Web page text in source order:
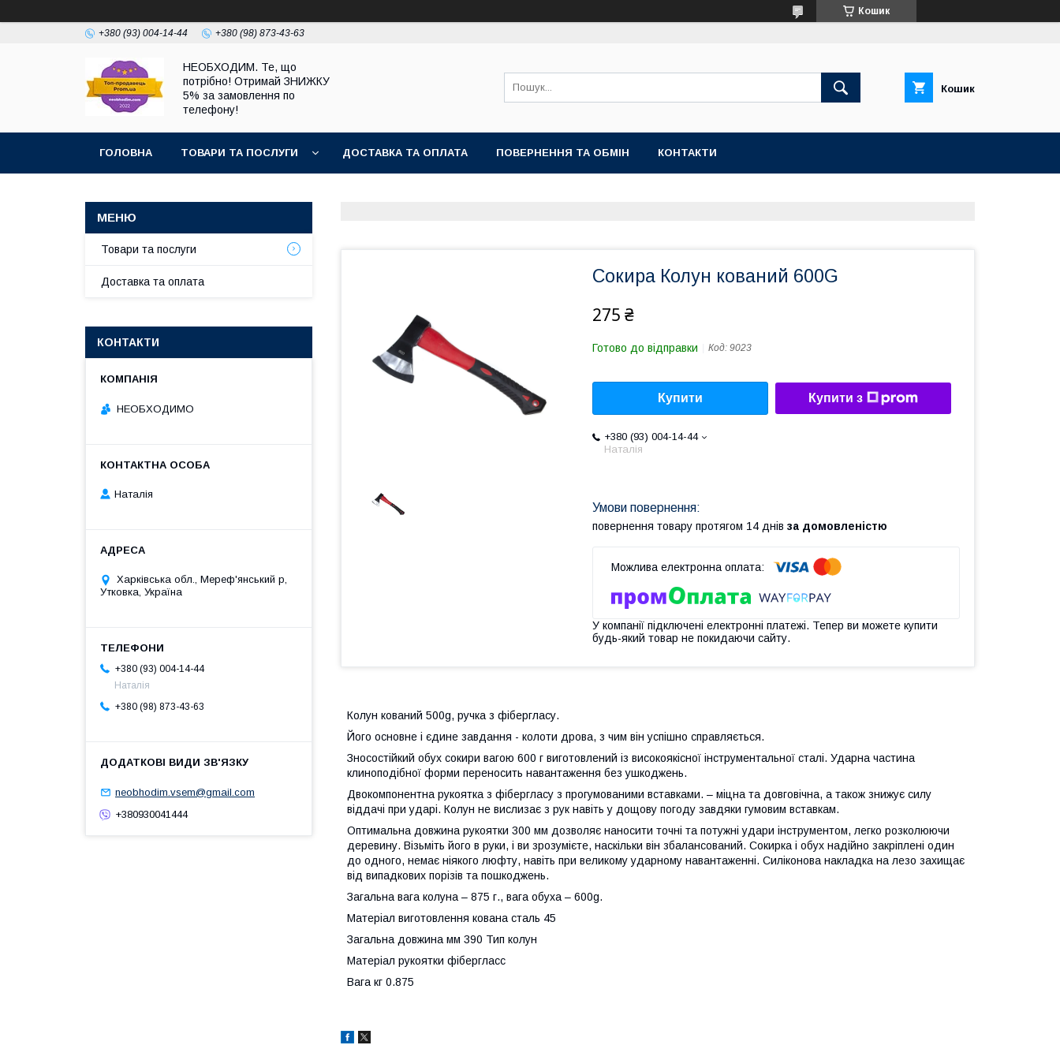
Кошик
+380 (93) 004-14-44 +380 (98) 873-43-63
НЕОБХОДИМ. Те, що
потрібно! Отримай ЗНИЖКУ
5% за замовлення по
телефону!
Кошик
ГОЛОВНА ТОВАРИ ТА ПОСЛУГИ ДОСТАВКА ТА ОПЛАТА ПОВЕРНЕННЯ ТА ОБМІН КОНТАКТИ
Сокира Колун кований 600G
275 ₴
Готово до відправки Код: 9023
Купити Купити з
+380 (93) 004-14-44
Наталія
повернення товару протягом 14 днів за домовленістю
У компанії підключені електронні платежі. Тепер ви можете купити
будь-який товар не покидаючи сайту.
Колун кований 500g, ручка з фібергласу.
Його основне і єдине завдання - колоти дрова, з чим він успішно справляється.
Зносостійкий обух сокири вагою 600 г виготовлений із високоякісної інструментальної сталі. Ударна частина
клиноподібної форми переносить навантаження без ушкоджень.
Двокомпонентна рукоятка з фібергласу з прогумованими вставками. – міцна та довговічна, а також знижує силу
віддачі при ударі. Колун не вислизає з рук навіть у дощову погоду завдяки гумовим вставкам.
Оптимальна довжина рукоятки 300 мм дозволяє наносити точні та потужні удари інструментом, легко розколюючи
деревину. Візьміть його в руки, і ви зрозумієте, наскільки він збалансований. Сокирка і обух надійно закріплені один
до одного, немає ніякого люфту, навіть при великому ударному навантаженні. Силіконова накладка на лезо захищає
від випадкових порізів та пошкоджень.
Загальна вага колуна – 875 г., вага обуха – 600g.
Матеріал виготовлення кована сталь 45
Загальна довжина мм 390 Тип колун
Матеріал рукоятки фібергласс
Вага кг 0.875
Товари та послуги
Доставка та оплата
КОНТАКТИ
НЕОБХОДИМО
Наталія
Харківська обл., Мереф'янський р,
Утковка, Україна
+380 (93) 004-14-44
Наталія
+380 (98) 873-43-63
neobhodim.vsem@gmail.com
+380930041444